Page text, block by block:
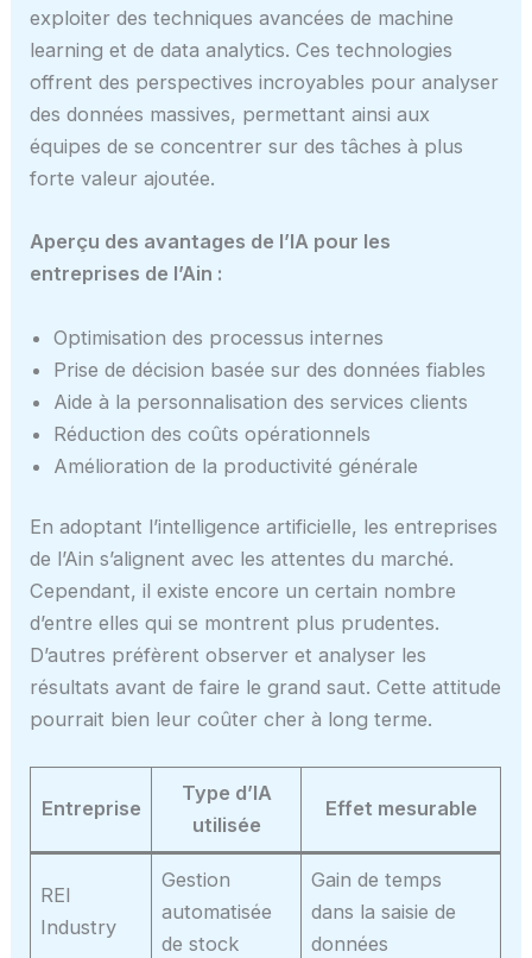
exploiter des techniques avancées de machine
learning et de data analytics. Ces technologies
offrent des perspectives incroyables pour analyser
des données massives, permettant ainsi aux
équipes de se concentrer sur des tâches à plus
forte valeur ajoutée.
Aperçu des avantages de l’IA pour les
entreprises de l’Ain :
Optimisation des processus internes
Prise de décision basée sur des données fiables
Aide à la personnalisation des services clients
Réduction des coûts opérationnels
Amélioration de la productivité générale
En adoptant l’intelligence artificielle, les entreprises
de l’Ain s’alignent avec les attentes du marché.
Cependant, il existe encore un certain nombre
d’entre elles qui se montrent plus prudentes.
D’autres préfèrent observer et analyser les
résultats avant de faire le grand saut. Cette attitude
pourrait bien leur coûter cher à long terme.
Entreprise
Type d’IA
utilisée
Effet mesurable
REI
Industry
Gestion
automatisée
de stock
Gain de temps
dans la saisie de
données